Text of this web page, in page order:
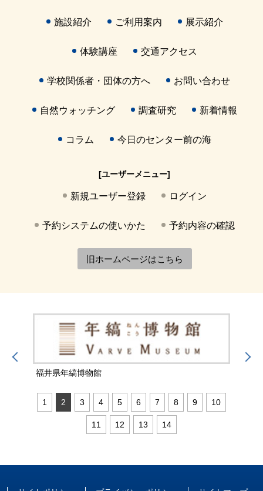
施設紹介 ご利用案内 展示紹介
体験講座 交通アクセス
学校関係者・団体の方へ お問い合わせ
自然ウォッチング 調査研究 新着情報
コラム 今日のセンター前の海
[ユーザーメニュー]
新規ユーザー登録 ログイン
予約システムの使いかた 予約内容の確認
旧ホームページはこちら
福井県年縞博物館
1 2 3 4 5 6 7 8 9 10
11 12 13 14